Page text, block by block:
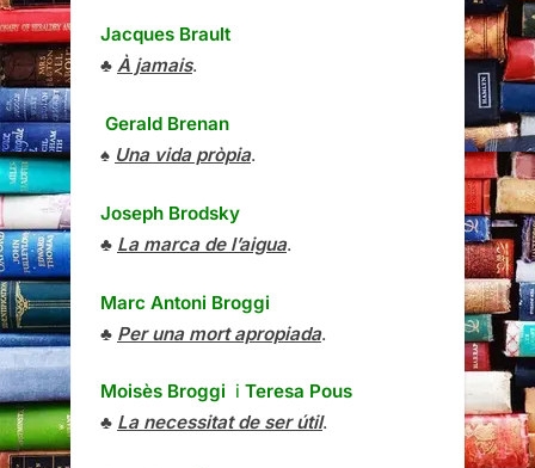
Jacques Brault
♣ À jamais.
Gerald Brenan
♠ Una vida pròpia.
Joseph Brodsky
♣ La marca de l’aigua.
Marc Antoni Broggi
♣ Per una mort apropiada.
Moisès Broggi i Teresa Pous
♣ La necessitat de ser útil.